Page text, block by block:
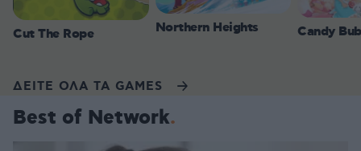
Cut The Rope Northern Heights Candy
ΔΕΙΤΕ ΟΛΑ ΤΑ GAMES
Best of Network